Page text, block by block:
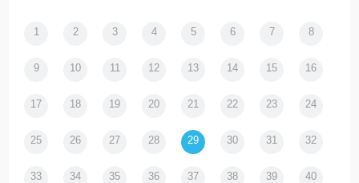
1 2 3 4 5 6 7 8
9 10 11 12 13 14 15 16
17 18 19 20 21 22 23 24
25 26 27 28 29 30 31 32
33 34 35 36 37 38 39 40